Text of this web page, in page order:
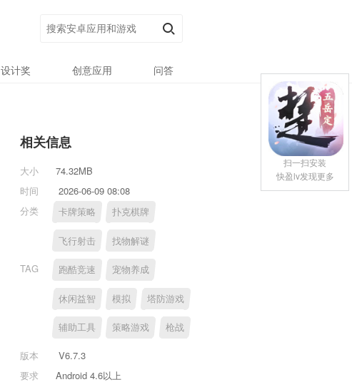
设计奖 创意应用 问答
相关信息
大小
74.32MB
时间
2026-06-09 08:08
分类
卡牌策略 扑克棋牌
飞行射击 找物解谜
TAG 跑酷竞速 宠物养成
休闲益智 模拟 塔防游戏
辅助工具 策略游戏 枪战
版本
V6.7.3
要求
Android 4.6以上
扫一扫安装
快盈lv发现更多